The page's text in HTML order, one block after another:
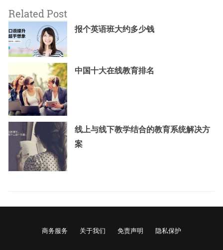
Related Post
报个英语班大约多少钱
中国十大在线教育排名
线上与线下教学结合的教育系统解决方
案
商务服务 关于我们 免责声明 隐私保护